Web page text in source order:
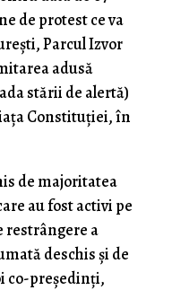
de protest ce va
Parcul Izvor
adusă
stării de alertă)
Constituţiei, în
de majoritatea
au fost activi pe
a
deschis şi de
co-preşedinţi,